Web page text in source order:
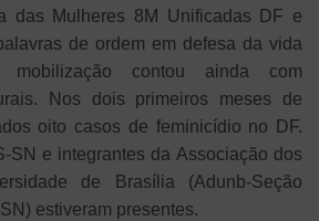
das Mulheres 8M Unificadas DF e
de ordem em defesa da vida
contou ainda com
Nos dois primeiros meses de
oito casos de feminicídio no DF.
SN e integrantes da Associação dos
de Brasília (Adunb-Seção
estiveram presentes.